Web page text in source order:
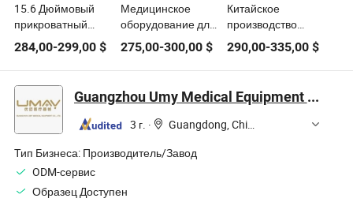
15.6 Дюймовый
прикроватный
многопараметрический
монитор пациента
медицинский
инструмент с
опциональным
WiFi
284,00-299,00 $
Медицинское
оборудование для
больниц,
портативный
многопараметрический
монитор
состояния
пациента с
экраном
275,00-300,00$
Китайское
производство
медицинского
портативного
монитора
состояния
пациента
290,00-335,00$
Guangzhou Umy Medical Equipment Co., Ltd.
3 г. ·
Guangdong, China
Тип Бизнеса: Производитель/Завод
ODM-сервис
Образец Доступен